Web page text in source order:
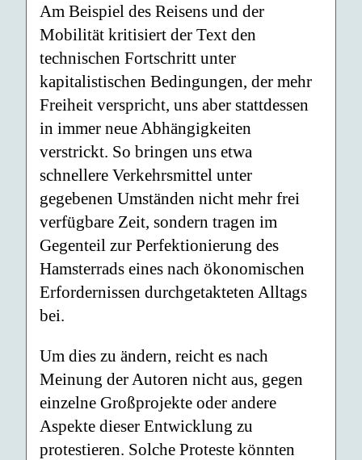
Am Beispiel des Reisens und der
Mobilität kritisiert der Text den
technischen Fortschritt unter
kapitalistischen Bedingungen, der mehr
Freiheit verspricht, uns aber stattdessen
in immer neue Abhängigkeiten
verstrickt. So bringen uns etwa
schnellere Verkehrsmittel unter
gegebenen Umständen nicht mehr frei
verfügbare Zeit, sondern tragen im
Gegenteil zur Perfektionierung des
Hamsterrads eines nach ökonomischen
Erfordernissen durchgetakteten Alltags
bei.
Um dies zu ändern, reicht es nach
Meinung der Autoren nicht aus, gegen
einzelne Großprojekte oder andere
Aspekte dieser Entwicklung zu
protestieren. Solche Proteste könnten